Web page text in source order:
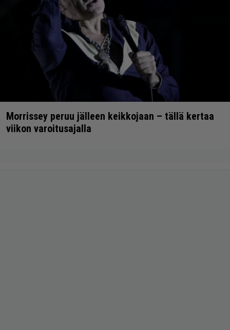
Morrissey peruu jälleen keikkojaan – tällä kertaa
viikon varoitusajalla